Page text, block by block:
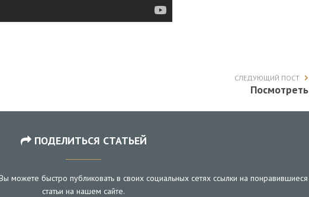
СЛЕДУЮЩИЙ ПОСТ
Посмотреть
ПОДЕЛИТЬСЯ СТАТЬЕЙ
можете быстро публиковать в своих социальных сетях ссылки на понравившиеся
статьи на нашем сайте.